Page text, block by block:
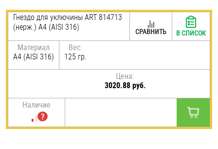
Шпильки
Шплинты
Штифты и пальцы
Гнездо для уключины ART 814713
(нерж.) A4 (AISI 316)
Материал
A4 (AISI 316)
Вес:
125 гр.
Цена:
3020.88 руб.
Наличие
СРАВНИТЬ В СПИСОК